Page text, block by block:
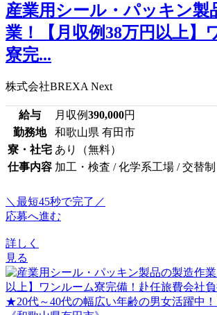
産業用シール・パッキン製
業！【月収例38万円以上】
寮完...
株式会社BREXA Next
給与 月収例390,000円
勤務地
和歌山県 有田市
寮・社宅 あり（無料）
仕事内容 加工・検査 / 化学系工場 / 交替制
＼最短45秒で完了／
応募へ進む
詳しく
見る